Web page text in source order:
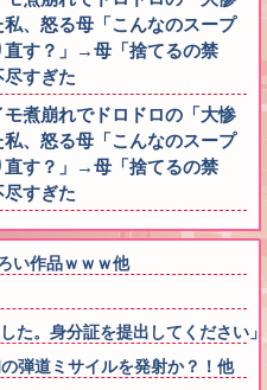
、怒る母「こんなのスープ
す？」→母「捨てるの禁
尽すぎた
煮崩れでドロドロの「大惨
、怒る母「こんなのスープ
す？」→母「捨てるの禁
尽すぎた
い作品ｗｗｗ他
た。身分証を提出してください
弾道ミサイルを発射か？！他